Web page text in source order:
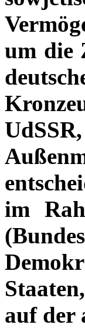
um die
im
auf der